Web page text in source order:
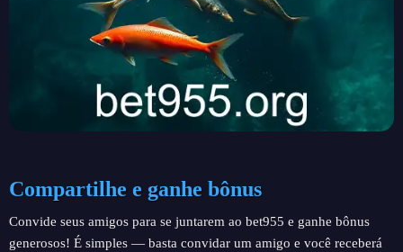
Compartilhe e ganhe bônus
Convide seus amigos para se juntarem ao bet955 e ganhe bônus
generosos! É simples — basta convidar um amigo e você receberá